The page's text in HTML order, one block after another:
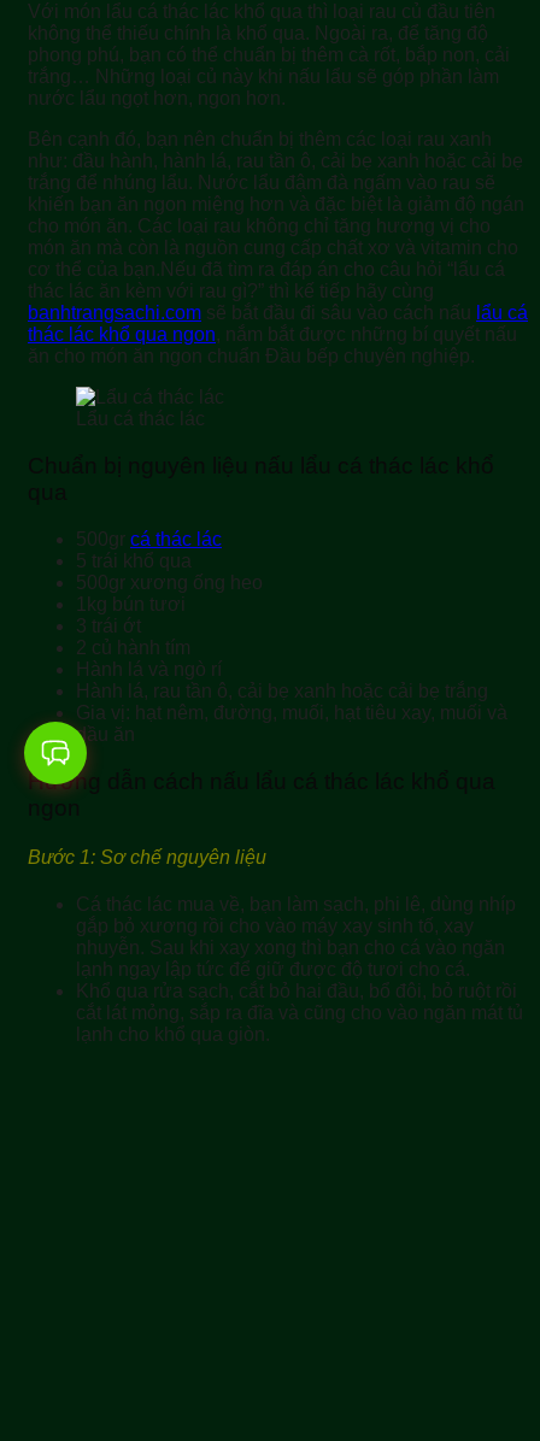
Với món lẩu cá thác lác khổ qua thì loại rau củ đầu tiên
không thể thiếu chính là khổ qua. Ngoài ra, để tăng độ
phong phú, bạn có thể chuẩn bị thêm cà rốt, bắp non, cải
trắng… Những loại củ này khi nấu lẩu sẽ góp phần làm
nước lẩu ngọt hơn, ngon hơn.
Bên cạnh đó, bạn nên chuẩn bị thêm các loại rau xanh
như: đầu hành, hành lá, rau tần ô, cải bẹ xanh hoặc cải bẹ
trắng để nhúng lẩu. Nước lẩu đậm đà ngấm vào rau sẽ
khiến bạn ăn ngon miệng hơn và đặc biệt là giảm độ ngán
cho món ăn. Các loại rau không chỉ tăng hương vị cho
món ăn mà còn là nguồn cung cấp chất xơ và vitamin cho
cơ thể của bạn.Nếu đã tìm ra đáp án cho câu hỏi “lẩu cá
thác lác ăn kèm với rau gì?” thì kế tiếp hãy cùng
banhtrangsachi.com sẽ bắt đầu đi sâu vào cách nấu lẩu cá
thác lác khổ qua ngon, nắm bắt được những bí quyết nấu
ăn cho món ăn ngon chuẩn Đầu bếp chuyên nghiệp.
Lẩu cá thác lác
Chuẩn bị nguyên liệu nấu lẩu cá thác lác khổ
qua
500gr cá thác lác
5 trái khổ qua
500gr xương ống heo
1kg bún tươi
3 trái ớt
2 củ hành tím
Hành lá và ngò rí
Hành lá, rau tần ô, cải bẹ xanh hoặc cải bẹ trắng
Gia vị: hạt nêm, đường, muối, hạt tiêu xay, muối và
dầu ăn
Hướng dẫn cách nấu lẩu cá thác lác khổ qua
ngon
Bước 1: Sơ chế nguyên liệu
Cá thác lác mua về, bạn làm sạch, phi lê, dùng nhíp
gắp bỏ xương rồi cho vào máy xay sinh tố, xay
nhuyễn. Sau khi xay xong thì bạn cho cá vào ngăn
lạnh ngay lập tức để giữ được độ tươi cho cá.
Khổ qua rửa sạch, cắt bỏ hai đầu, bổ đôi, bỏ ruột rồi
cắt lát mỏng, sắp ra đĩa và cũng cho vào ngăn mát tủ
lạnh cho khổ qua giòn.